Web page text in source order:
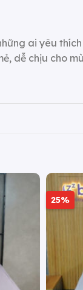
ai yêu
dễ chịu cho
25%